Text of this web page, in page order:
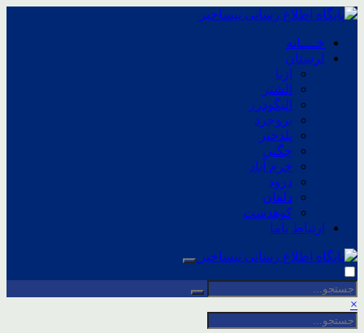
خــــانه
لرستان
ازنا
الشتر
الیگودرز
بروجرد
پلدختر
چگنی
خرم آباد
درود
دلفان
کوهدشت
ارتباط باما
×